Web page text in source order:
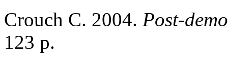
Crouch C. 2004. Post-
123 p.